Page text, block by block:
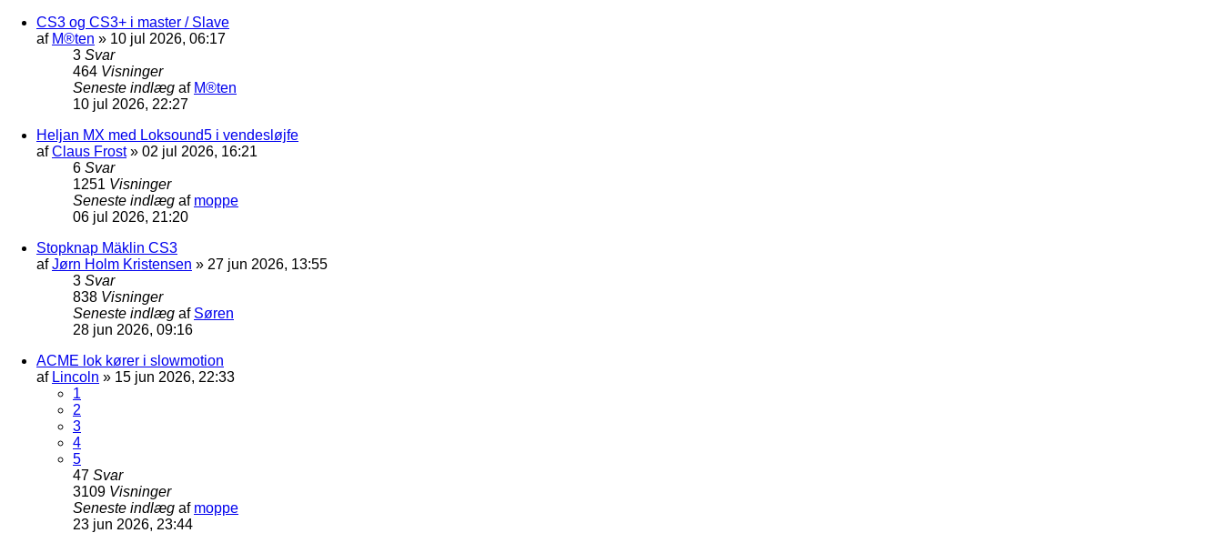
CS3 og CS3+ i master / Slave
af M®ten » 10 jul 2026, 06:17
3 Svar
464 Visninger
Seneste indlæg af M®ten
10 jul 2026, 22:27
Heljan MX med Loksound5 i vendesløjfe
afClaus Frost» 02 jul 2026, 16:21
6 Svar
1251 Visninger
Seneste indlæg af moppe
06 jul 2026, 21:20
Stopknap Mäklin CS3
afJørn Holm Kristensen » 27 jun 2026, 13:55
3 Svar
838 Visninger
Seneste indlæg af Søren
28 jun 2026, 09:16
ACME lok kører i slowmotion
af Lincoln » 15 jun 2026, 22:33
1
2
3
4
5
47 Svar
3109 Visninger
Seneste indlæg af moppe
23 jun 2026, 23:44